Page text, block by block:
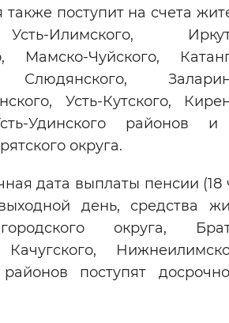
также поступит на счета
Илимского,
Мамско-Чуйского,
Слюдянского,
Усть-Кутского,
Удинского районов и
округа.
дата выплаты пенсии (18
день, средства
округа,
Качугского,
районов поступят